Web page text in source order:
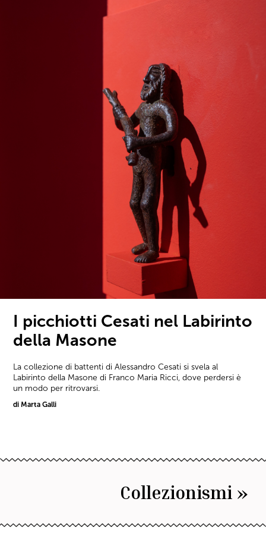
I picchiotti Cesati nel Labirinto
della Masone
La collezione di battenti di Alessandro Cesati si svela al
Labirinto della Masone di Franco Maria Ricci, dove perdersi è
un modo per ritrovarsi.
di Marta Galli
Collezionismi »